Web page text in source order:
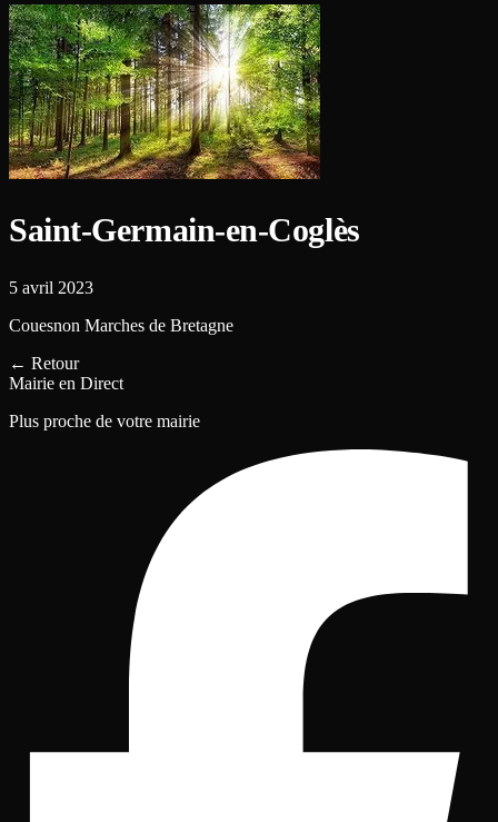
Saint-Germain-en-Coglès
5 avril 2023
Couesnon Marches de Bretagne
← Retour
Mairie en Direct
Plus proche de votre mairie